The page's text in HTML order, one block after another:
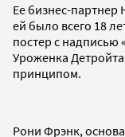
Ее бизнес-партнер
ей было всего 18
постер с надписью
Уроженка Детройта
принципом.
Рони Фрэнк,